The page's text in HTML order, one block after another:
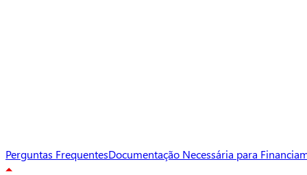
Perguntas FrequentesDocumentação Necessária para